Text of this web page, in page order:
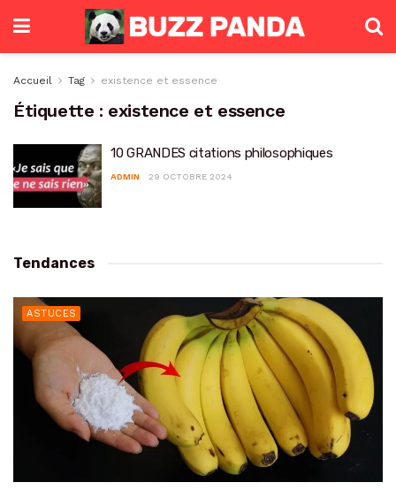
Accueil Tag existence et essence
Étiquette : existence et essence
10 GRANDES citations philosophiques
ADMIN 29 OCTOBRE 2024
Tendances
ASTUCES